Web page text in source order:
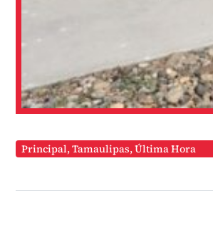
Principal,Tamaulipas,Última Hora